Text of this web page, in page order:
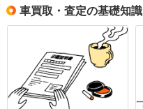
車買取・査定の基礎知識